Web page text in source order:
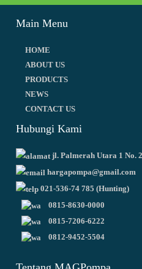
Main Menu
HOME
ABOUT US
PRODUCTS
NEWS
CONTACT US
Hubungi Kami
jl. Palmerah Utara 1 No.
hargapompa@gmail.com
021-536-74 785 (Hunting)
0815-8630-0000
0815-7206-6222
0812-9452-5504